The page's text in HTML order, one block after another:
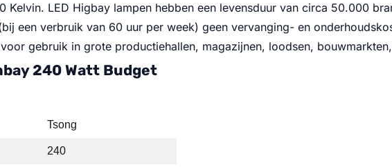
Kelvin. LED Higbay lampen hebben een levensduur van circa 50.000
een verbruik van 60 uur per week) geen vervanging- en
gebruik in grote productiehallen, magazijnen, loodsen,
240 Watt Budget
Tsong
240